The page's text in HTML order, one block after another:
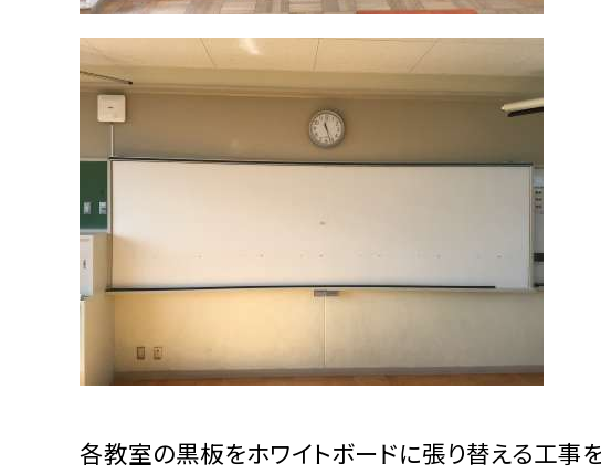
各教室の黒板をホワイトボードに張り替える工事